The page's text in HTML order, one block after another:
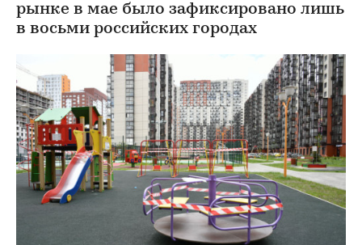
рынке в мае было зафиксировано лишь
в восьми российских городах